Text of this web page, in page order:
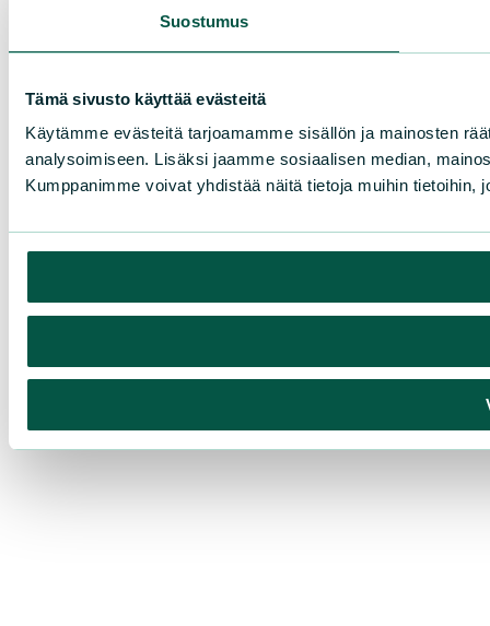
Suostumus
Tämä sivusto käyttää evästeitä
Käytämme evästeitä tarjoamamme sisällön ja mainosten
analysoimiseen. Lisäksi jaamme sosiaalisen median,
Kumppanimme voivat yhdistää näitä tietoja muihin tietoihin,